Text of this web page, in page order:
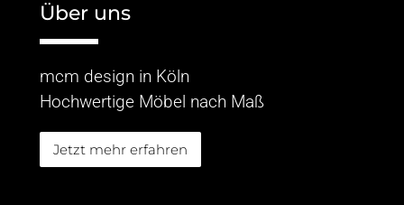
Über uns
mcm design in Köln
Hochwertige Möbel nach Maß
Jetzt mehr erfahren